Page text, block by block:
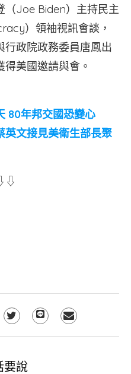
（Joe Biden）主持民主
）領袖視訊會談，
行政院政務委員唐鳳出
美國邀請與會。
80年邦交國恐變心
英文接見美衛生部長聚
要說